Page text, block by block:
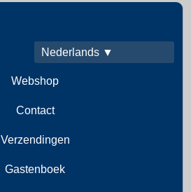
Nederlands ▼
Webshop
Contact
Verzendingen
Gastenboek